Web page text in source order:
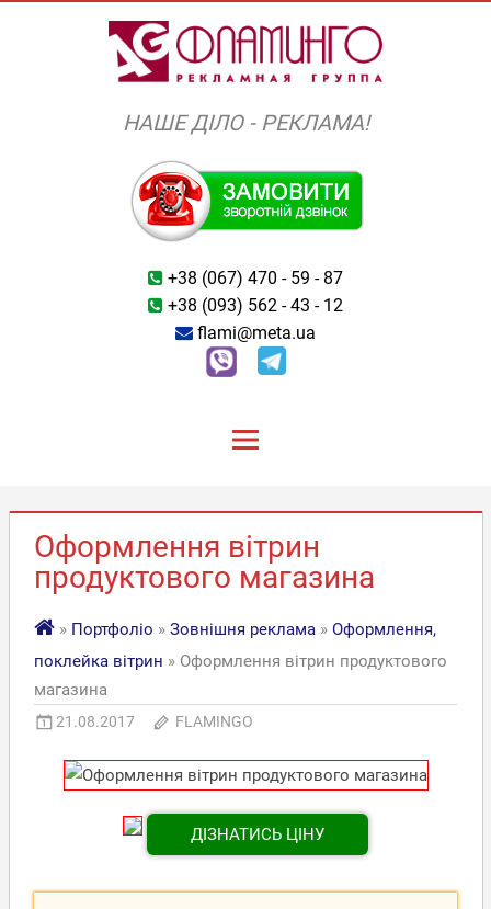
НАШЕ ДІЛО - РЕКЛАМА!
+38 (067) 470 - 59 - 87
+38 (093) 562 - 43 - 12
flami@meta.ua
Оформлення вітрин
продуктового магазина
» Портфоліо » Зовнішня реклама » Оформлення,
поклейка вітрин » Оформлення вітрин продуктового
магазина
21.08.2017 FLAMINGO
ДІЗНАТИСЬ ЦІНУ